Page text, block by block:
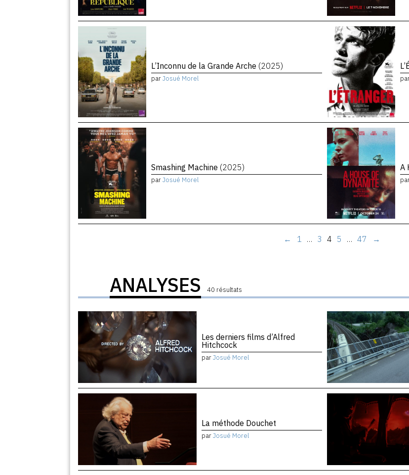
L’Inconnu de la Grande Arche (2025)
parJosué Morel
Smashing Machine (2025)
parJosué Morel
A
← 1 … 3 4 5 … 47 →
ANALYSES 40 résultats
Les derniers films d’Alfred
Hitchcock
parJosué Morel
La méthode Douchet
parJosué Morel